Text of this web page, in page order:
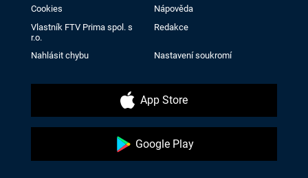
Cookies
Nápověda
Vlastník FTV Prima spol. s
r.o.
Redakce
Nahlásit chybu Nastavení soukromí
App Store
Google Play